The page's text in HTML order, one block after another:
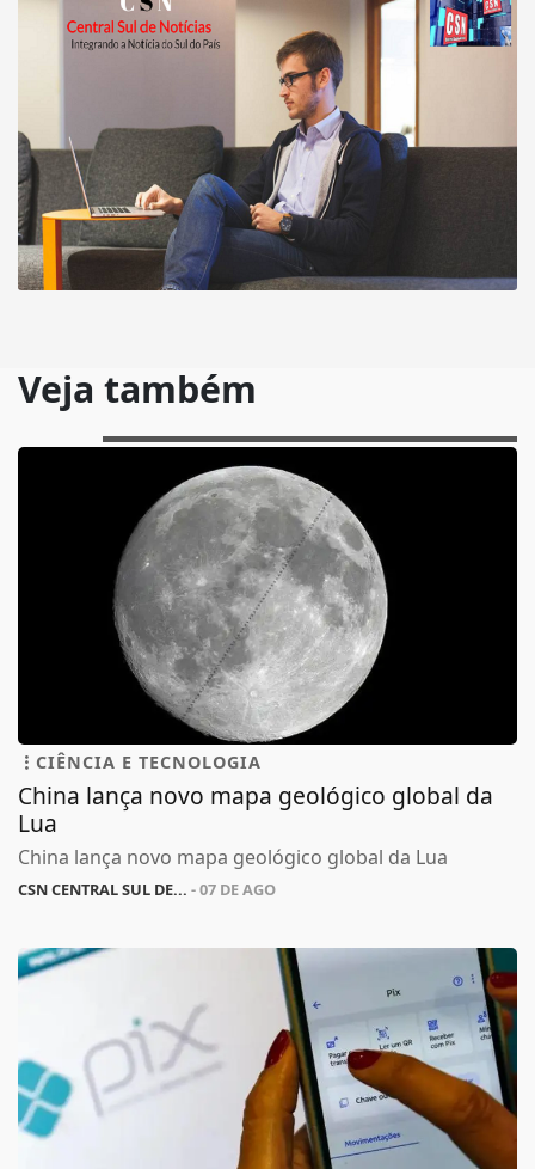
Veja também
CIÊNCIA E TECNOLOGIA
China lança novo mapa geológico global da
Lua
China lança novo mapa geológico global da Lua
CSN CENTRAL SUL DE... - 07 DE AGO